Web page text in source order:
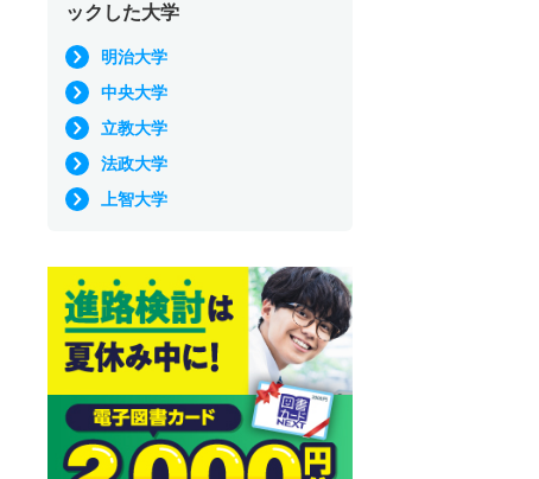
ックした大学
明治大学
中央大学
立教大学
法政大学
上智大学